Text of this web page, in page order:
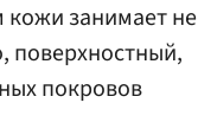
кожи занимает не
поверхностный,
покровов